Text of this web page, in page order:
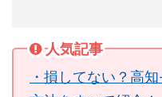
人気記事
・損してない？高